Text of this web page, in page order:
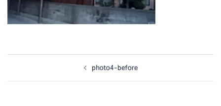
photo4-before